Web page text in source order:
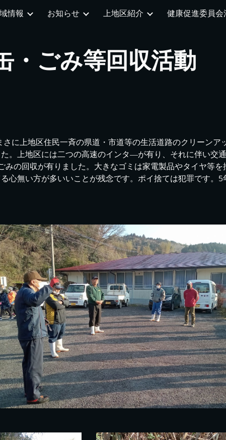
Skip to navigation
情報 お知らせ 上地区紹介 健康促進委員会
・ごみ等回収活動
に上地区住民一斉の県道・市道等の生活道路のクリーンア
。上地区には二つの高速のインタ―が有り、それに伴い交
の回収が有りました。大きなゴミは家電製品やタイヤ等を
心無い方が多いいことが残念です。ポイ捨ては犯罪です。5